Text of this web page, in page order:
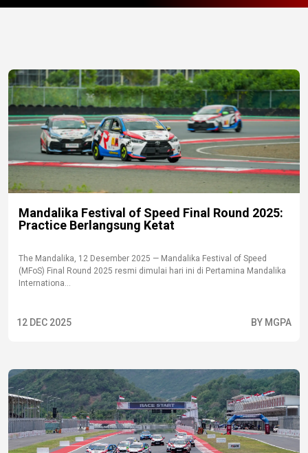
Mandalika Festival of Speed Final Round 2025:
Practice Berlangsung Ketat
The Mandalika, 12 Desember 2025 — Mandalika Festival of Speed
(MFoS) Final Round 2025 resmi dimulai hari ini di Pertamina Mandalika
Internationa...
12 DEC 2025 BY MGPA